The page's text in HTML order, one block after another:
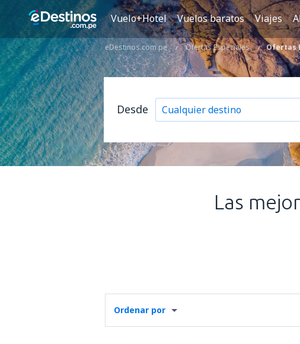
Vuelo+Hotel Vuelos baratos Viajes
eDestinos.com.pe Ofertas Especiales Ofertas
Desde
Las
Ordenar por